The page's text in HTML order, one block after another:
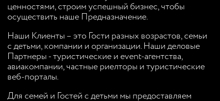
ценностями, строим успешный бизнес, чтобы
осуществить наше Предназначение.
Наши Клиенты – это Гости разных возрастов, семьи
с детьми, компании и организации. Наши деловые
Партнеры - туристические и event-агентства,
авиакомпании, частные риелторы и туристические
веб-порталы.
Для семей и Гостей с детьми мы предоставляем